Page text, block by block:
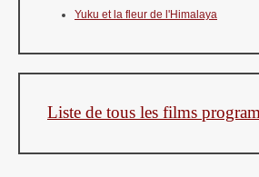
Yuku et la fleur de l'Himalaya
Liste de tous les films